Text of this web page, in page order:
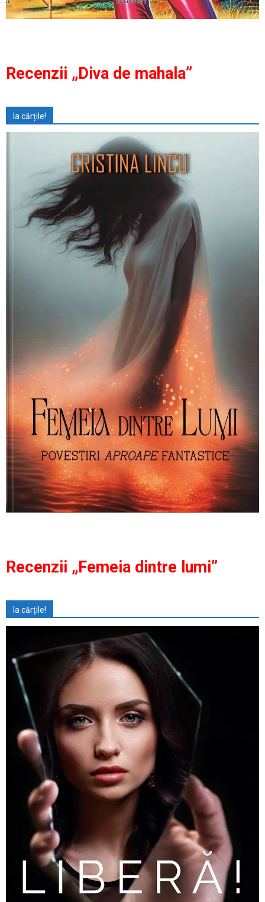
Recenzii „Diva de mahala”
Ia cărțile!
Recenzii „Femeia dintre lumi”
Ia cărțile!